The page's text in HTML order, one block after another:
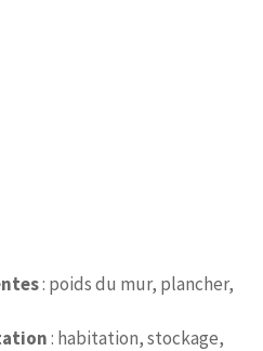
: poids du mur, plancher,
: habitation, stockage,